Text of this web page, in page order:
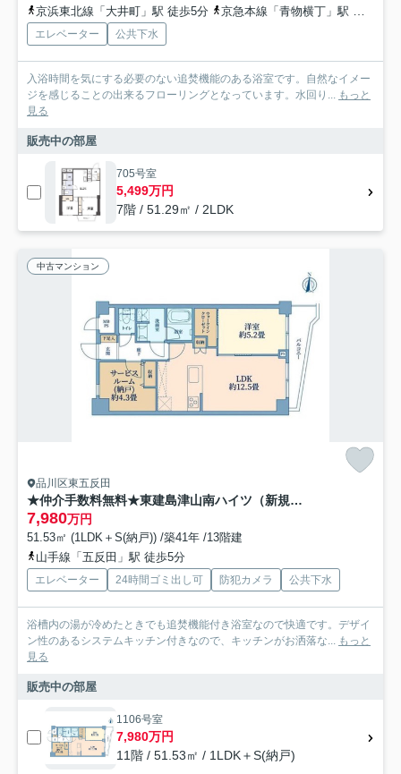
京浜東北線「大井町」駅 徒歩5分
京急本線「青物横丁」駅 徒歩6分
エレベーター 公共下水
入浴時間を気にする必要のない追焚機能のある浴室です。自然なイメー
ジを感じることの出来るフローリングとなっています。水回り... もっと
見る
販売中の部屋
705号室
5,499万円
7階 / 51.29㎡ / 2LDK
中古マンション
品川区東五反田
★仲介手数料無料★東建島津山南ハイツ（新規リノベーション済み）
7,980万円
51.53㎡ (1LDK＋S(納戸)) /築41年 /13階建
山手線「五反田」駅 徒歩5分
エレベーター 24時間ゴミ出し可 防犯カメラ 公共下水
浴槽内の湯が冷めたときでも追焚機能付き浴室なので快適です。デザイ
ン性のあるシステムキッチン付きなので、キッチンがお洒落な...
もっと
見る
販売中の部屋
1106号室
7,980万円
11階 / 51.53㎡ / 1LDK＋S(納戸)